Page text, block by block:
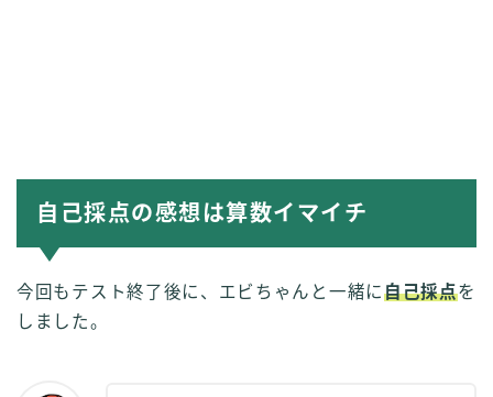
自己採点の感想は算数イマイチ
今回もテスト終了後に、エビちゃんと一緒に自己採点を
しました。